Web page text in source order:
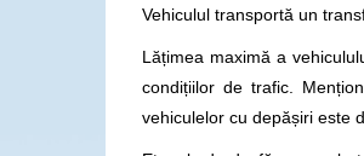
Vehiculul transportă un
Lățimea maximă a
condițiilor de trafic.
vehiculelor cu depășiri este